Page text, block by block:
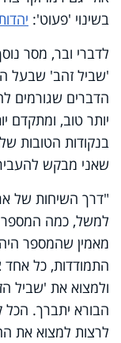
בשינוי 'פעוט':
לדברי ובר, מסר
'שביל זהב' שבעל
הדברים שגורמים
יותר טוב, ומתקדם
בנקודות הטובות
שאני מבקש
"דרך השיחות של
למשל, כמה המספר
מאמין שהמספר
התמודדות, כל אחד
ולמצוא את 'שביל
הבורא יתברך. הכל
לרצות למצוא את